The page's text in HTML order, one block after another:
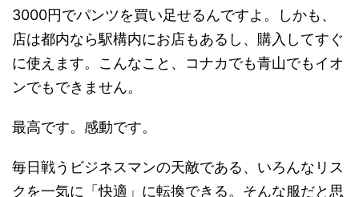
3000円でパンツを買い足せるんですよ。しかも、
店は都内なら駅構内にお店もあるし、購入してすぐ
に使えます。こんなこと、コナカでも青山でもイオ
ンでもできません。
最高です。感動です。
毎日戦うビジネスマンの天敵である、いろんなリス
クを一気に「快適」に転換できる。そんな服だと思